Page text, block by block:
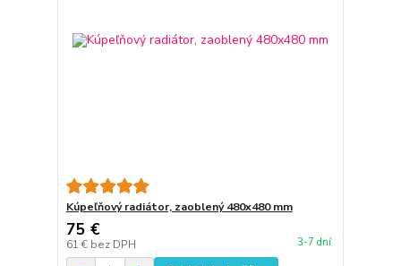
Kúpeľňový radiátor, zaoblený 480x480 mm
75 €
61 € bez DPH 3-7 dní